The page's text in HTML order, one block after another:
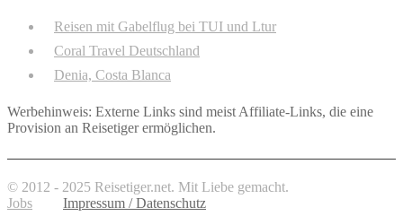
Reisen mit Gabelflug bei TUI und Ltur
Coral Travel Deutschland
Denia, Costa Blanca
Werbehinweis: Externe Links sind meist Affiliate-Links, die eine
Provision an Reisetiger ermöglichen.
© 2012 - 2025 Reisetiger.net. Mit Liebe gemacht.
Jobs
Impressum / Datenschutz